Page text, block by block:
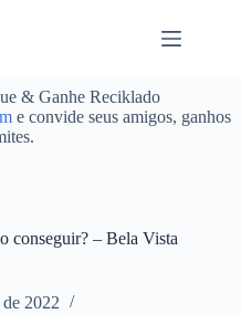
& Ganhe Reciklado
e convide seus amigos, ganhos
conseguir? – Bela Vista
2022